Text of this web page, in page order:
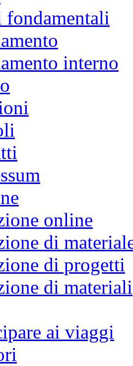
fondamentali
interno
online
di
di progetti
di materiali
ai viaggi